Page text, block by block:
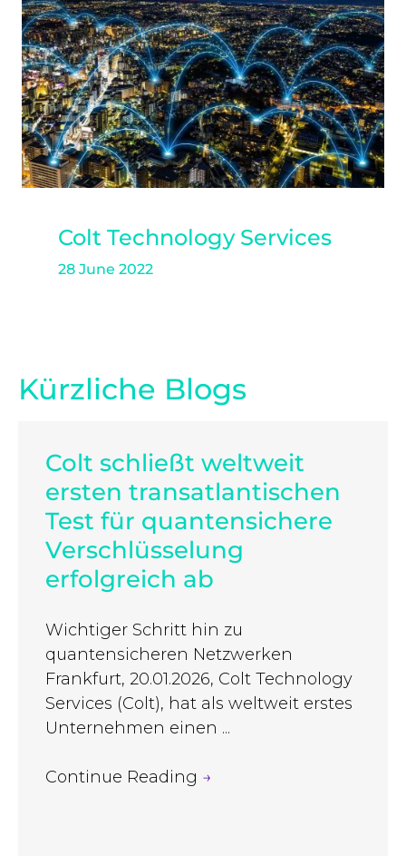
Colt Technology Services
28 June 2022
Kürzliche Blogs
Colt schließt weltweit
ersten transatlantischen
Test für quantensichere
Verschlüsselung
erfolgreich ab
Wichtiger Schritt hin zu
quantensicheren Netzwerken
Frankfurt, 20.01.2026, Colt Technology
Services (Colt), hat als weltweit erstes
Unternehmen einen ...
Continue Reading →